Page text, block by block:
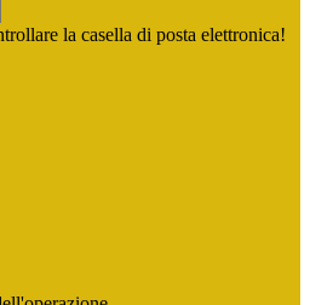
la casella di posta elettronica!